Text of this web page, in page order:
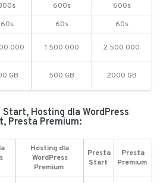
600s
600s
60s 60s
60s
000 1 500 000 2 500 000
GB 500 GB 2000 GB
Hosting dla WordPress
Presta Premium:
Hosting dla
WordPress
Premium
Presta
Start
Presta
Premium